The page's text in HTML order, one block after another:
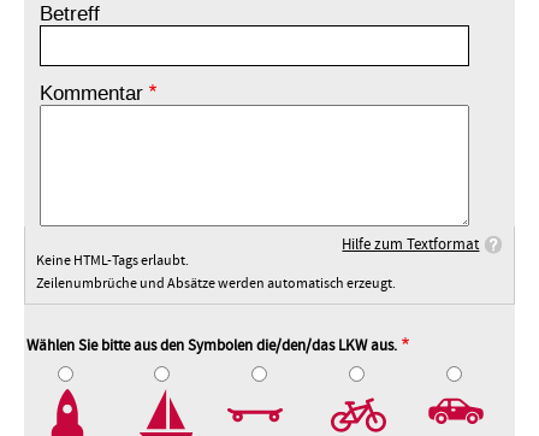
Betreff
Kommentar
Hilfe zum Textformat
Keine HTML-Tags erlaubt.
Zeilenumbrüche und Absätze werden automatisch erzeugt.
Wählen Sie bitte aus den Symbolen die/den/das LKW aus.